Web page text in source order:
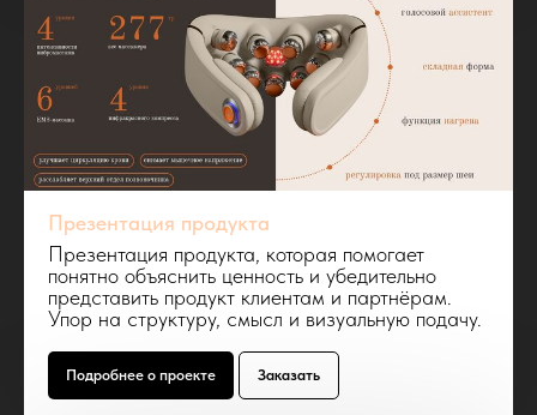
Презентация продукта
Презентация продукта, которая помогает
понятно объяснить ценность и убедительно
представить продукт клиентам и партнёрам.
Упор на структуру, смысл и визуальную подачу.
Подробнее о проекте Заказать